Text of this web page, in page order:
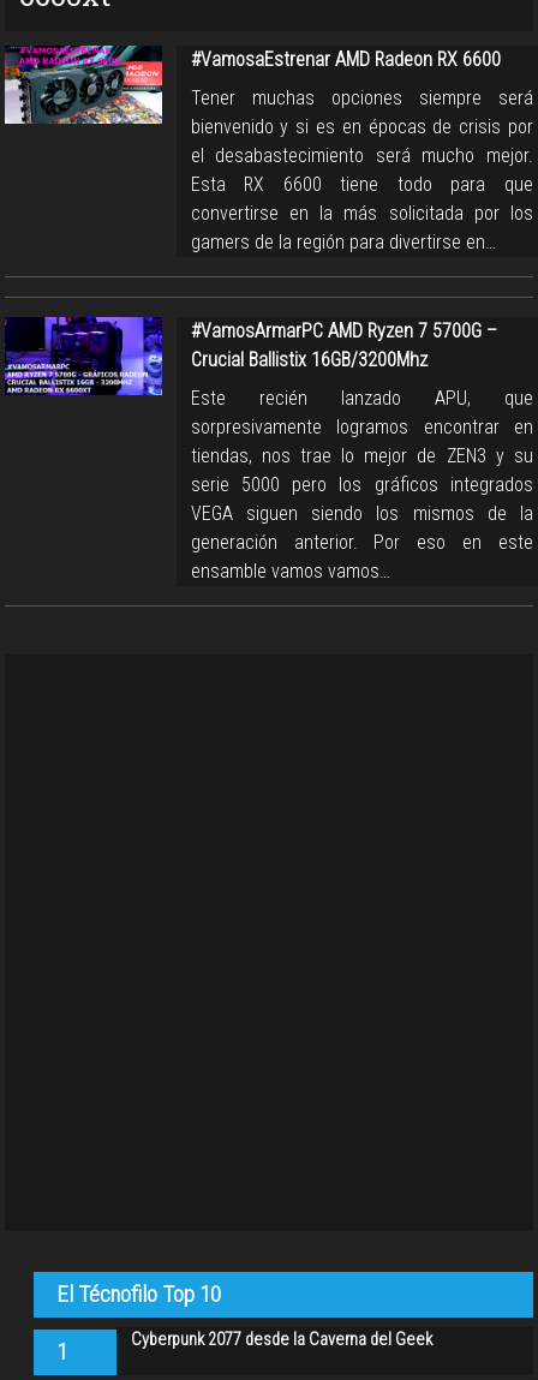
#VamosaEstrenar AMD Radeon RX 6600
Tener muchas opciones siempre será
bienvenido y si es en épocas de crisis por
el desabastecimiento será mucho mejor.
Esta RX 6600 tiene todo para que
convertirse en la más solicitada por los
gamers de la región para divertirse en…
#VamosArmarPC AMD Ryzen 7 5700G –
Crucial Ballistix 16GB/3200Mhz
Este recién lanzado APU, que
sorpresivamente logramos encontrar en
tiendas, nos trae lo mejor de ZEN3 y su
serie 5000 pero los gráficos integrados
VEGA siguen siendo los mismos de la
generación anterior. Por eso en este
ensamble vamos vamos…
El Técnofilo Top 10
1 Cyberpunk 2077 desde la Caverna del Geek